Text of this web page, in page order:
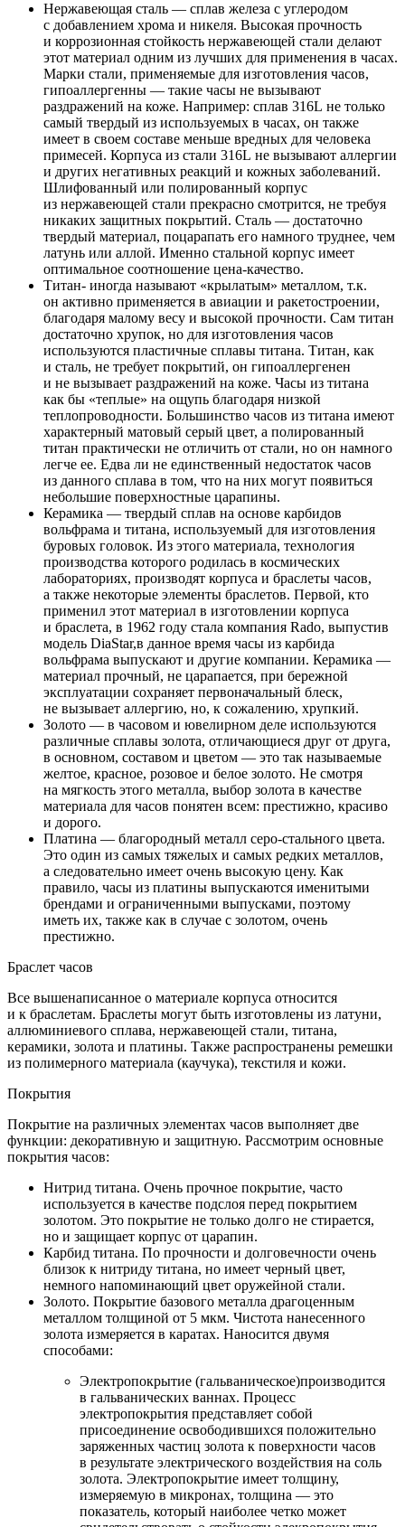
Нержавеющая сталь — сплав железа с углеродом
с добавлением хрома и никеля. Высокая прочность
и коррозионная стойкость нержавеющей стали делают
этот материал одним из лучших для применения в часах.
Марки стали, применяемые для изготовления часов,
гипоаллергенны — такие часы не вызывают
раздражений на коже. Например: сплав 316L не только
самый твердый из используемых в часах, он также
имеет в своем составе меньше вредных для человека
примесей. Корпуса из стали 316L не вызывают аллергии
и других негативных реакций и кожных заболеваний.
Шлифованный или полированный корпус
из нержавеющей стали прекрасно смотрится, не требуя
никаких защитных покрытий. Сталь — достаточно
твердый материал, поцарапать его намного труднее, чем
латунь или аллой. Именно стальной корпус имеет
оптимальное соотношение цена-качество.
Титан- иногда называют «крылатым» металлом, т.к.
он активно применяется в авиации и ракетостроении,
благодаря малому весу и высокой прочности. Сам титан
достаточно хрупок, но для изготовления часов
используются пластичные сплавы титана. Титан, как
и сталь, не требует покрытий, он гипоаллергенен
и не вызывает раздражений на коже. Часы из титана
как бы «теплые» на ощупь благодаря низкой
теплопроводности. Большинство часов из титана имеют
характерный матовый серый цвет, а полированный
титан практически не отличить от стали, но он намного
легче ее. Едва ли не единственный недостаток часов
из данного сплава в том, что на них могут появиться
небольшие поверхностные царапины.
Керамика — твердый сплав на основе карбидов
вольфрама и титана, используемый для изготовления
буровых головок. Из этого материала, технология
производства которого родилась в космических
лабораториях, производят корпуса и браслеты часов,
а также некоторые элементы браслетов. Первой, кто
применил этот материал в изготовлении корпуса
и браслета, в 1962 году стала компания Rado, выпустив
модель DiaStar,в данное время часы из карбида
вольфрама выпускают и другие компании. Керамика —
материал прочный, не царапается, при бережной
эксплуатации сохраняет первоначальный блеск,
не вызывает аллергию, но, к сожалению, хрупкий.
Золото — в часовом и ювелирном деле используются
различные сплавы золота, отличающиеся друг от друга,
в основном, составом и цветом — это так называемые
желтое, красное, розовое и белое золото. Не смотря
на мягкость этого металла, выбор золота в качестве
материала для часов понятен всем: престижно, красиво
и дорого.
Платина — благородный металл серо-стального цвета.
Это один из самых тяжелых и самых редких металлов,
а следовательно имеет очень высокую цену. Как
правило, часы из платины выпускаются именитыми
брендами и ограниченными выпусками, поэтому
иметь их, также как в случае с золотом, очень
престижно.
Браслет часов
Все вышенаписанное о материале корпуса относится
и к браслетам. Браслеты могут быть изготовлены из латуни,
аллюминиевого сплава, нержавеющей стали, титана,
керамики, золота и платины. Также распространены ремешки
из полимерного материала (каучука), текстиля и кожи.
Покрытия
Покрытие на различных элементах часов выполняет две
функции: декоративную и защитную. Рассмотрим основные
покрытия часов:
Нитрид титана. Очень прочное покрытие, часто
используется в качестве подслоя перед покрытием
золотом. Это покрытие не только долго не стирается,
но и защищает корпус от царапин.
Карбид титана. По прочности и долговечности очень
близок к нитриду титана, но имеет черный цвет,
немного напоминающий цвет оружейной стали.
Золото. Покрытие базового металла драгоценным
металлом толщиной от 5 мкм. Чистота нанесенного
золота измеряется в каратах. Наносится двумя
способами:
Электропокрытие (гальваническое)производится
в гальванических ваннах. Процесс
электропокрытия представляет собой
присоединение освободившихся положительно
заряженных частиц золота к поверхности часов
в результате электрического воздействия на соль
золота. Электропокрытие имеет толщину,
измеряемую в микронах, толщина — это
показатель, который наиболее четко может